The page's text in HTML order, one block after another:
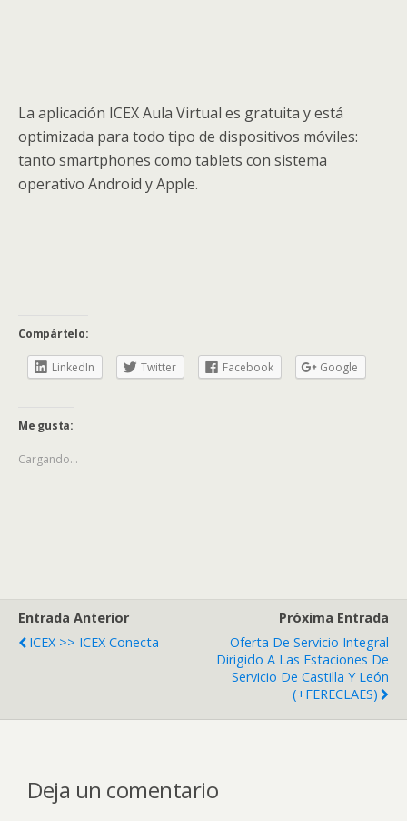
La aplicación ICEX Aula Virtual es gratuita y está
optimizada para todo tipo de dispositivos móviles:
tanto smartphones como tablets con sistema
operativo Android y Apple.
Compártelo:
LinkedIn Twitter Facebook Google
Me gusta:
Cargando...
Entrada Anterior
ICEX >> ICEX Conecta
Próxima Entrada
Oferta De Servicio Integral
Dirigido A Las Estaciones De
Servicio De Castilla Y León
(+FERECLAES)
Deja un comentario